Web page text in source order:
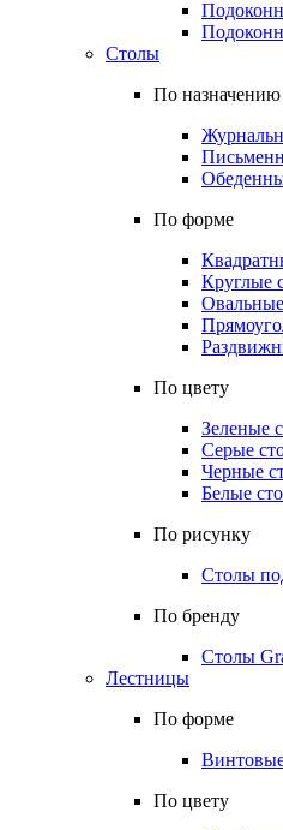
Столы
По назначению
По форме
Круглые
По цвету
Зеленые
Серые
Черные
Белые
По рисунку
Столы
По бренду
Столы
Лестницы
По форме
По цвету